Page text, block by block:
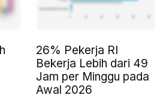
26% Pekerja RI
Bekerja Lebih dari 49
Jam per Minggu pada
Awal 2026